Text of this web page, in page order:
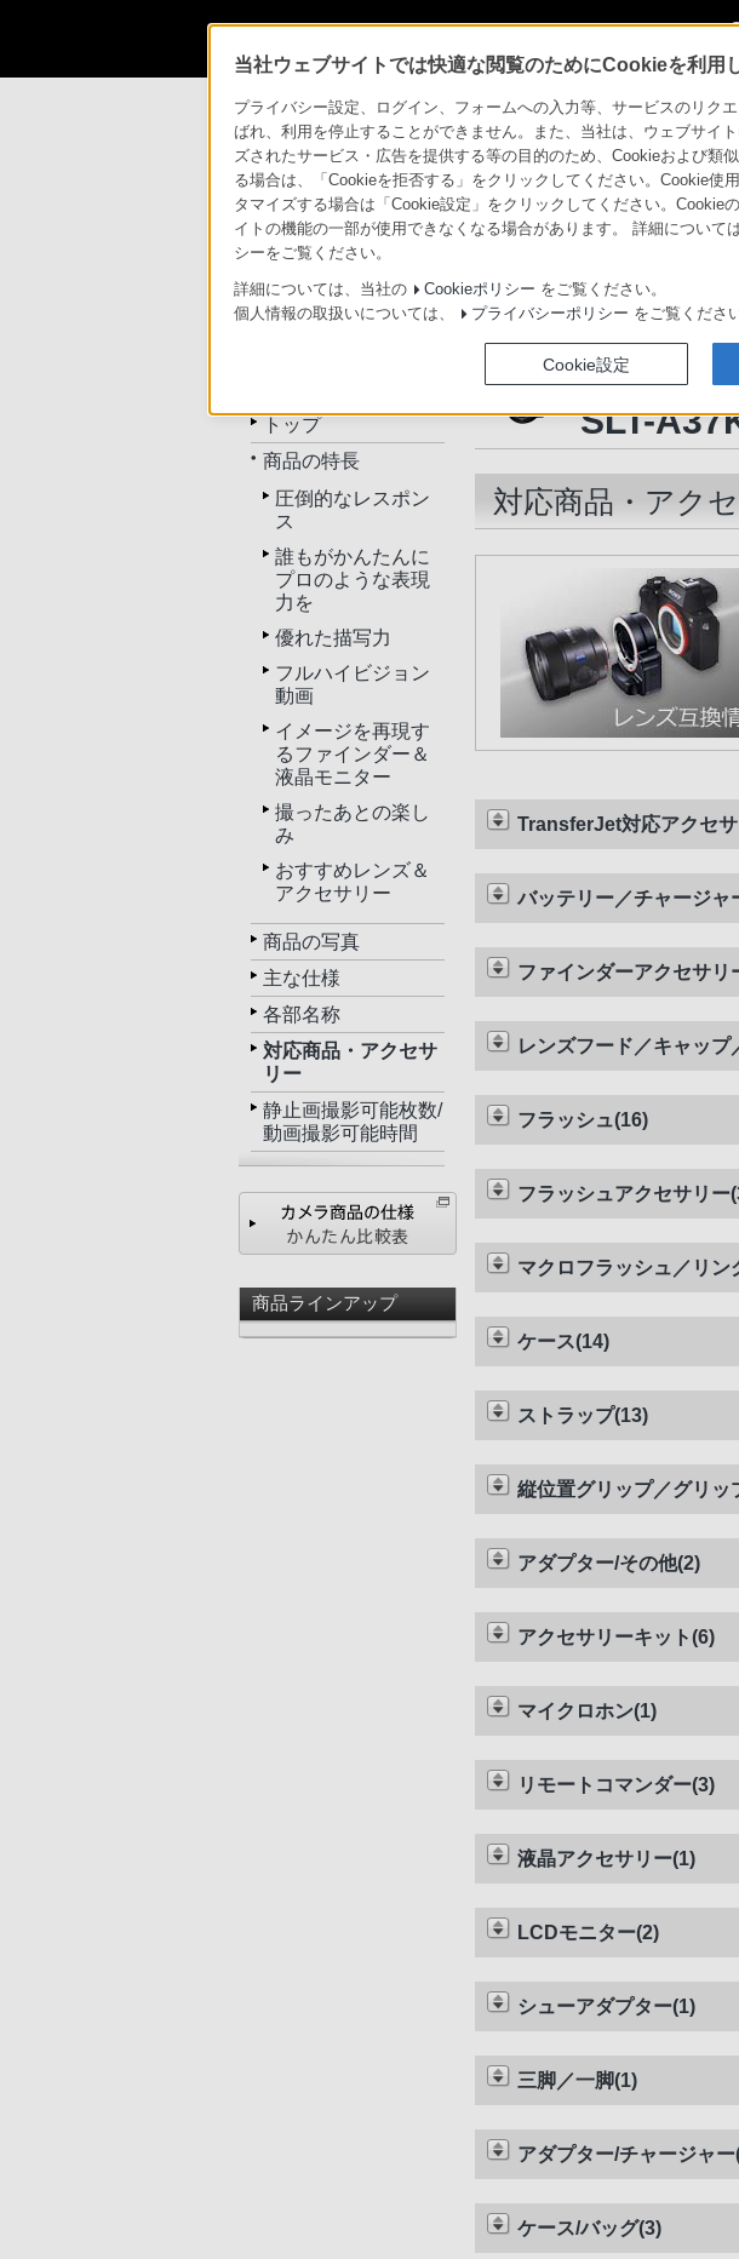
商品情報・ストア デジタル一眼カメラ α SLT-A37K 対応商品・ア
デジタル一眼カメラ α（アルファ）
製品のアクセ
トップ カメラ本体 Eマウントレンズ アクセサリー
トップ
商品の特長
圧倒的なレスポン
ス
誰もがかんたんに
プロのような表現
力を
優れた描写力
フルハイビジョン
動画
イメージを再現す
るファインダー＆
液晶モニター
撮ったあとの楽し
み
おすすめレンズ＆
アクセサリー
商品の写真
主な仕様
各部名称
対応商品・アクセサ
リー
静止画撮影可能枚数/
動画撮影可能時間
商品ラインアップ
デジタル一眼カ
SLT-
対応商品・アク
TransferJet対応アクセ
バッテリー／チャージャ
ファインダーアクセサリ
レンズフード／キャップ
フラッシュ(16)
フラッシュアクセサリー
マクロフラッシュ／リン
ケース(14)
ストラップ(13)
縦位置グリップ／グリッ
アダプター/その他(2)
アクセサリーキット(6)
マイクロホン(1)
リモートコマンダー(3)
液晶アクセサリー(1)
LCDモニター(2)
シューアダプター(1)
三脚／一脚(1)
アダプター/チャージャー
ケース/バッグ(3)
当社ウェブサイトでは快適な閲覧のためにCookieを利用
プライバシー設定、ログイン、フォームへの入力等、サービスのリク
ばれ、利用を停止することができません。また、当社は、ウェブサイ
ズされたサービス・広告を提供する等の目的のため、Cookieおよび類
る場合は、「Cookieを拒否する」をクリックしてください。Cookie
タマイズする場合は「Cookie設定」をクリックしてください。
イトの機能の一部が使用できなくなる場合があります。 詳細につい
シーをご覧ください。
詳細については、当社の Cookieポリシー をご覧ください。
個人情報の取扱いについては、
プライバシーポリシー をご覧くださ
Cookie設定